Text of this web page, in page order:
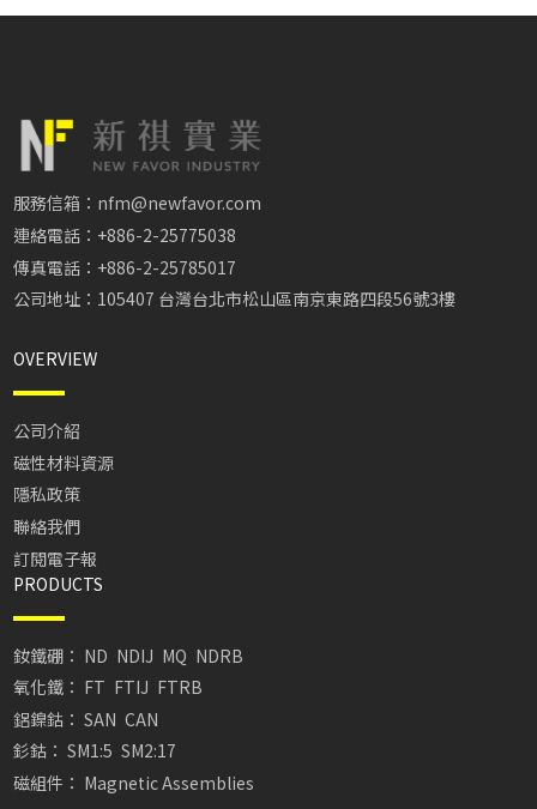
服務信箱：nfm@newfavor.com
連絡電話：+886-2-25775038
傳真電話：+886-2-25785017
公司地址：105407 台灣台北市松山區南京東路四段56號3樓
OVERVIEW
公司介紹
磁性材料資源
隱私政策
聯絡我們
訂閱電子報
PRODUCTS
釹鐵硼： ND NDIJ MQ NDRB
氧化鐵： FT FTIJ FTRB
鋁鎳鈷： SAN CAN
釤鈷： SM1:5 SM2:17
磁組件： Magnetic Assemblies